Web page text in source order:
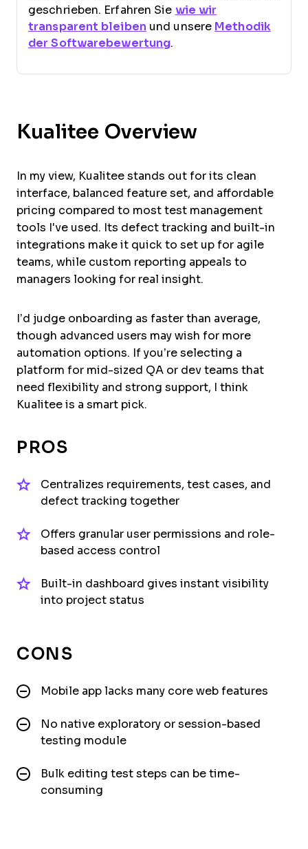
geschrieben. Erfahren Sie wie wir
transparent bleiben und unsere Methodik
der Softwarebewertung.
Kualitee Overview
In my view, Kualitee stands out for its clean
interface, balanced feature set, and affordable
pricing compared to most test management
tools I've used. Its defect tracking and built-in
integrations make it quick to set up for agile
teams, while custom reporting appeals to
managers looking for real insight.
I’d judge onboarding as faster than average,
though advanced users may wish for more
automation options. If you’re selecting a
platform for mid-sized QA or dev teams that
need flexibility and strong support, I think
Kualitee is a smart pick.
PROS
Centralizes requirements, test cases, and
defect tracking together
Offers granular user permissions and role-
based access control
Built-in dashboard gives instant visibility
into project status
CONS
Mobile app lacks many core web features
No native exploratory or session-based
testing module
Bulk editing test steps can be time-
consuming